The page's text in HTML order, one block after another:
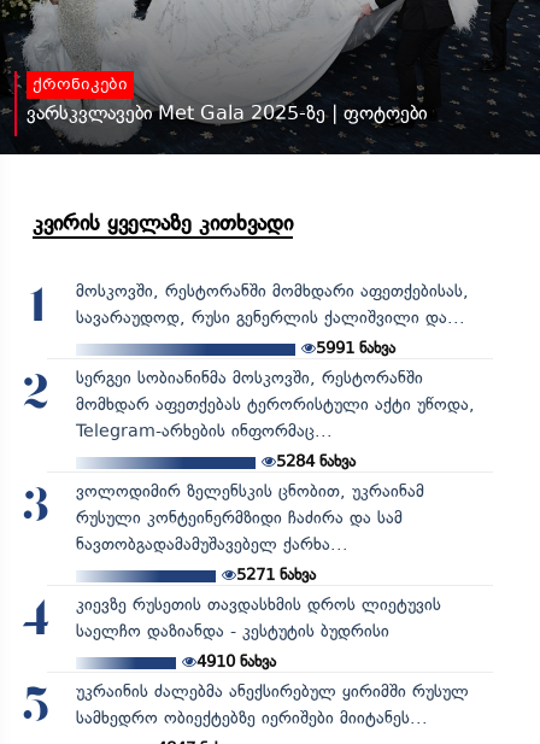
ქრონიკები
ვარსკვლავები Met Gala 2025-ზე | ფოტოები
კვირის ყველაზე კითხვადი
1
მოსკოვში, რესტორანში მომხდარი აფეთქებისას,
სავარაუდოდ, რუსი გენერლის ქალიშვილი და...
5991 ნახვა
2
სერგეი სობიანინმა მოსკოვში, რესტორანში
მომხდარ აფეთქებას ტერორისტული აქტი უწოდა,
Telegram-არხების ინფორმაც...
5284ნახვა
3
ვოლოდიმირ ზელენსკის ცნობით, უკრაინამ
რუსული კონტეინერმზიდი ჩაძირა და სამ
ნავთობგადამამუშავებელ ქარხა...
5271ნახვა
4
კიევზე რუსეთის თავდასხმის დროს ლიეტუვის
საელჩო დაზიანდა - კესტუტის ბუდრისი
4910ნახვა
5
უკრაინის ძალებმა ანექსირებულ ყირიმში რუსულ
სამხედრო ობიექტებზე იერიშები მიიტანეს...